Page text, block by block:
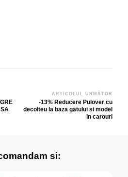
ARTICOLUL URMĂTOR
-13% Reducere Pulover cu
decolteu la baza gatului si model
in carouri
si: